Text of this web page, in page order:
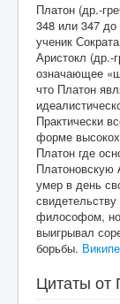
Платон (др.-
348 или 347
ученик
Аристокл (др.-
означающее
что Платон
Практически
форме
Платон где
умер в день
философом,
выигрывал
борьбы.
Цитаты от